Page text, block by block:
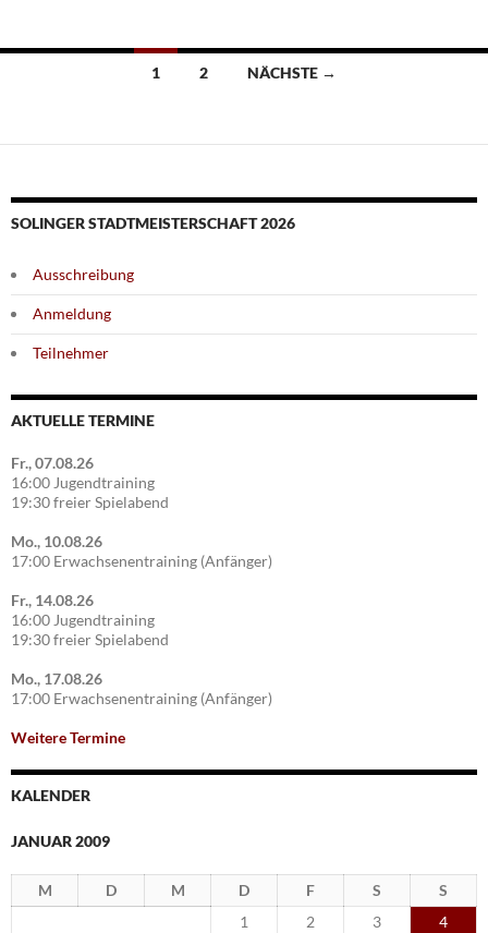
Beitragsnavigation
1 2 NÄCHSTE →
SOLINGER STADTMEISTERSCHAFT 2026
Ausschreibung
Anmeldung
Teilnehmer
AKTUELLE TERMINE
Fr., 07.08.26
16:00 Jugendtraining
19:30 freier Spielabend
Mo., 10.08.26
17:00 Erwachsenentraining (Anfänger)
Fr., 14.08.26
16:00 Jugendtraining
19:30 freier Spielabend
Mo., 17.08.26
17:00 Erwachsenentraining (Anfänger)
Weitere Termine
KALENDER
JANUAR 2009
M D M D F S
S
1
2 3
4